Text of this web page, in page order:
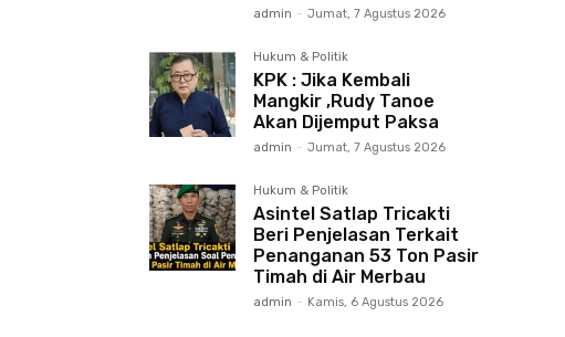
admin - Jumat, 7 Agustus 2026
Hukum & Politik
KPK : Jika Kembali
Mangkir ,Rudy Tanoe
Akan Dijemput Paksa
admin - Jumat, 7 Agustus 2026
Hukum & Politik
Asintel Satlap Tricakti
Beri Penjelasan Terkait
Penanganan 53 Ton Pasir
Timah di Air Merbau
admin - Kamis, 6 Agustus 2026